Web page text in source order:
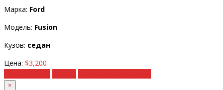
Марка: Ford
Модель: Fusion
Кузов: седан
Цена: $3,200
×